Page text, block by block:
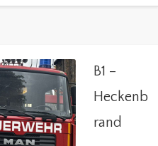
B1 –
Heckenb
rand